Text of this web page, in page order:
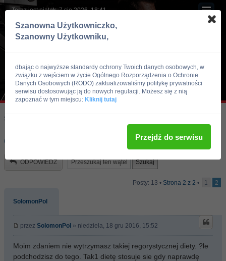
Teraz jest piątek, 7 sie 2026, 18:41
Skocz do:
ocencie to
ODPOWIEDZ
Posty: 13 • Strona 2 z 2 • 1 2
SolomonPol
przez SolomonPol » niedziela, 18 gru 2016, 15:52
Moim zdaniem nie wytrzymasz takiej regorystycznej diety. ?le
podchodzisz do tego. Tak1 dietę stosuje sie gdy naprawdę
Szanowna Użytkowniczko,
Szanowny Użytkowniku,
dbając o najwyższe standardy ochrony Twoich danych osobowych, w
związku z wejściem w życie Ogólnego Rozporządzenia o Ochronie
Danych Osobowych (RODO) zaktualizowaliśmy politykę prywatności
serwisu dostosowując ją do nowych regulacji. Możesz się z nią
zapoznać w tym miejscu: Kliknij tutaj
Przejdź do serwisu